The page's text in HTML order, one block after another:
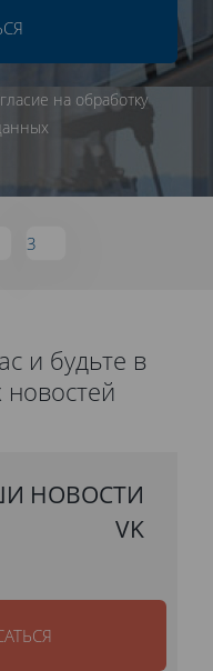
на обработку
3
и будьте в
новостей
НОВОСТИ
VK